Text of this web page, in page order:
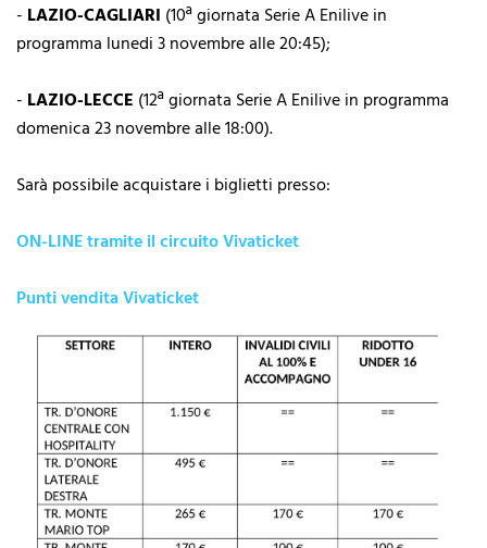
- LAZIO-CAGLIARI (10ª giornata Serie A Enilive in
programma lunedi 3 novembre alle 20:45);
- LAZIO-LECCE (12ª giornata Serie A Enilive in programma
domenica 23 novembre alle 18:00).
Sarà possibile acquistare i biglietti presso:
ON-LINE tramite il circuito Vivaticket
Punti vendita Vivaticket